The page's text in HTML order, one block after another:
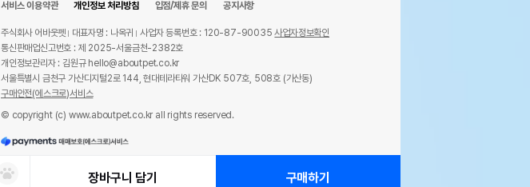
장바구니 담기 구매하기
서비스 이용약관 개인정보 처리방침 입점/제휴 문의 공지사항
주식회사 어바웃펫 대표자명 : 나옥귀 사업자 등록번호 : 120-87-90035사업자정보확인
통신판매업신고번호 : 제 2025-서울금천-2382호
개인정보관리자 : 김원규 hello@aboutpet.co.kr
서울특별시 금천구 가산디지털2로 144, 현대테라타워 가산DK 507호, 508호 (가산동)
구매안전(에스크로)서비스
© copyright (c) www.aboutpet.co.kr all rights reserved.